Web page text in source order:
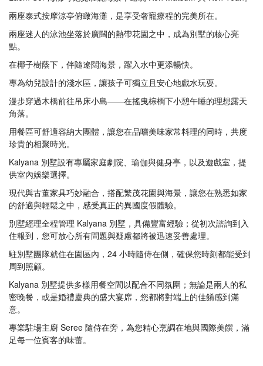
兩座泰式按摩涼亭俯瞰海灘，是享受奢寵療程的完美所在。
兩座迷人的泳池坐落於廣闊的熱帶花園之中，成為別墅的核心亮
點。
在椰子樹蔭下，伴隨遼闊海景，躍入水中更添暢快。
專為幼兒設計的淺水區，讓孩子可獨立且安心地戲水玩耍。
漫步穿過木橋前往吊床小島——在搖曳棕櫚下小憩午睡的理想露天
角落。
用餐區可舒適容納大團體，讓您在品嚐美味家常料理的同時，共度
珍貴的相聚時光。
Kalyana 別墅設有專屬家庭劇院、瑜伽與健身亭，以及遊戲室，提
供室內娛樂選擇。
現代與古董家具巧妙融合，搭配繁茂花園與海景，讓您在熟悉如家
的舒適與輕鬆之中，感受真正的異國度假體驗。
別墅經理全程管理 Kalyana 別墅，具備豐富經驗；從初次諮詢到入
住報到，您可放心所有問題與疑慮都將被迅速妥善處理。
駐別墅團隊就住在園區內，24 小時隨侍在側，確保您時刻都能受到
周到照顧。
Kalyana 別墅提供多樣用餐空間以配合不同氛圍；無論是兩人的私
密晚餐，或是婚禮慶典的盛大宴席，您都將對端上的佳餚感到滿
意。
專業駐場主廚 Seree 隨侍在旁，為您精心烹調在地與國際美饌，滿
足每一位賓客的味蕾。